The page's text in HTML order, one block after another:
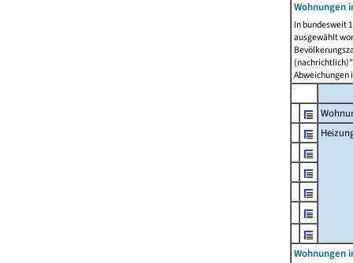
Wohnungen
In bundesweit
ausgewählt
Abweichungen
Wohnungen